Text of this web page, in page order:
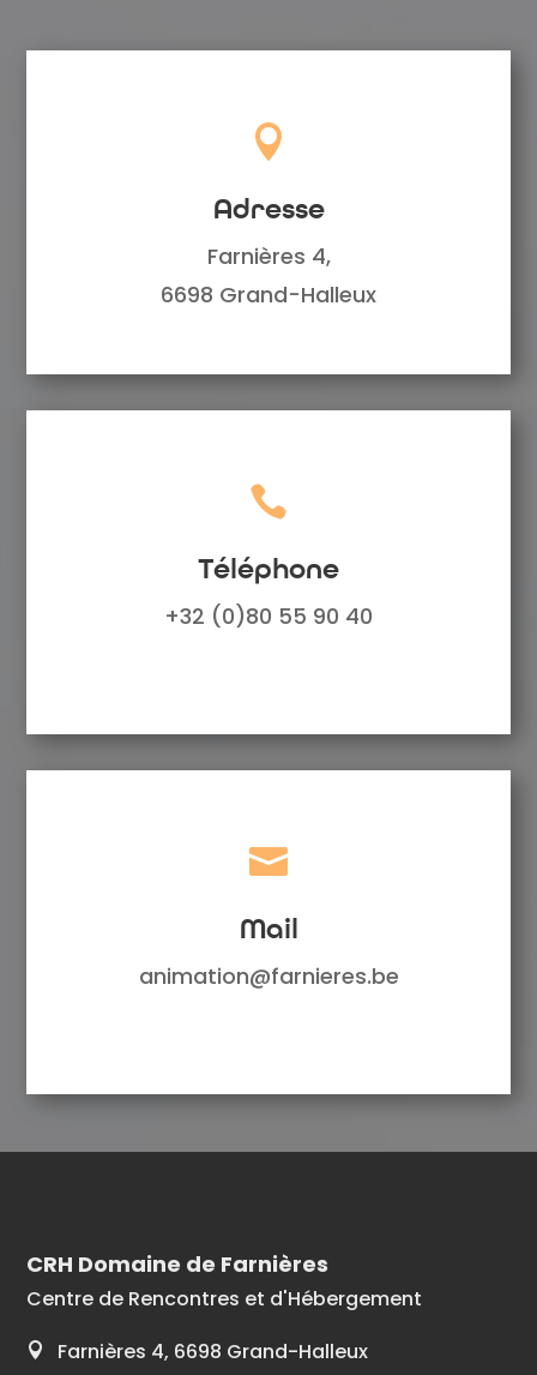

Adresse
Farnières 4,
6698 Grand-Halleux

Téléphone
+32 (0)80 55 90 40

Mail
animation@farnieres.be
CRH Domaine de Farnières
Centre de Rencontres et d'Hébergement
 Farnières 4, 6698 Grand-Halleux